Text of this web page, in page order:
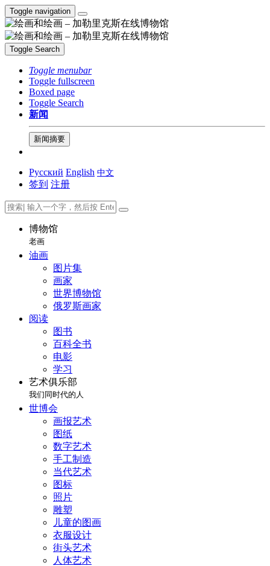
Toggle navigation
Toggle Search
Toggle menubar
Toggle fullscreen
Boxed page
Toggle Search
新闻
新闻摘要
Русский English 中文
签到 注册
博物馆
老画
油画
图片集
画家
世界博物馆
俄罗斯画家
阅读
图书
百科全书
电影
学习
艺术俱乐部
我们同时代的人
世博会
画报艺术
图纸
数字艺术
手工制造
当代艺术
图标
照片
雕塑
儿童的图画
衣服设计
街头艺术
人体艺术